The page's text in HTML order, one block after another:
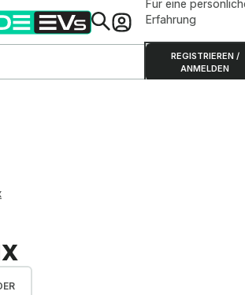
Für eine
Erfahrung
REGISTRIEREN /
ANMELDEN